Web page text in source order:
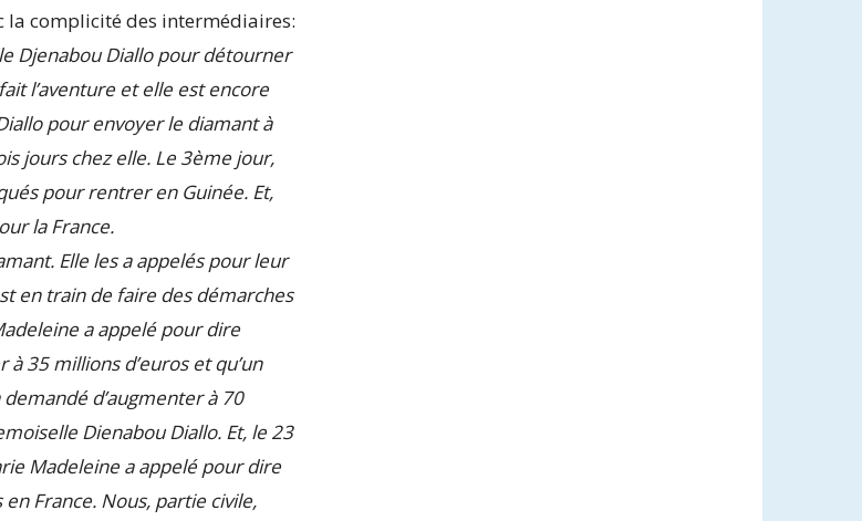
complicité des intermédiaires:
Djenabou Diallo pour détourner
l’aventure et elle est encore
pour envoyer le diamant à
jours chez elle. Le 3ème jour,
pour rentrer en Guinée. Et,
la France.
Elle les a appelés pour leur
en train de faire des démarches
a appelé pour dire
35 millions d’euros et qu’un
d’augmenter à 70
Dienabou Diallo. Et, le 23
Madeleine a appelé pour dire
France. Nous, partie civile,